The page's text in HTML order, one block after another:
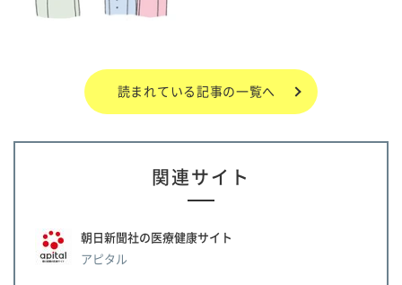
読まれている記事の一覧へ
関連サイト
朝日新聞社の医療健康サイト
アピタル